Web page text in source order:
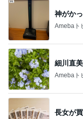
神がか
Amebaト
細川直
Amebaト
長女が